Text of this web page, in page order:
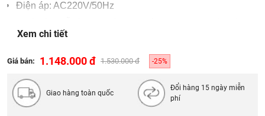
Điện áp: AC220V/50Hz
Bảo hành: 2 năm, lỗi 1 đổi 1
Xem chi tiết
Giá bán: 1.148.000 đ 1.530.000 đ -25%
Giao hàng toàn quốc
Đổi hàng 15 ngày miễn
phí